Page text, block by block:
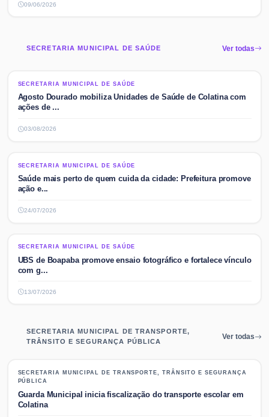
09/06/2026
SECRETARIA MUNICIPAL DE SAÚDE Ver todas
SECRETARIA MUNICIPAL DE SAÚDE
SECRETARIA MUNICIPAL DE SAÚDE
Agosto Dourado mobiliza Unidades de Saúde de Colatina com
ações de ...
03/08/2026
SECRETARIA MUNICIPAL DE SAÚDE
SECRETARIA MUNICIPAL DE SAÚDE
Saúde mais perto de quem cuida da cidade: Prefeitura promove
ação e...
24/07/2026
SECRETARIA MUNICIPAL DE SAÚDE
SECRETARIA MUNICIPAL DE SAÚDE
UBS de Boapaba promove ensaio fotográfico e fortalece vínculo
com g...
13/07/2026
SECRETARIA MUNICIPAL DE TRANSPORTE,
TRÂNSITO E SEGURANÇA PÚBLICA
Ver todas
SECRETARIA MUNICIPAL DE TRANSPORTE, TRÂNSITO E SEGURANÇA
PÚBLICA
SECRETARIA MUNICIPAL DE TRANSPORTE, TRÂNSITO E SEGURANÇA
PÚBLICA
Guarda Municipal inicia fiscalização do transporte escolar em
Colatina